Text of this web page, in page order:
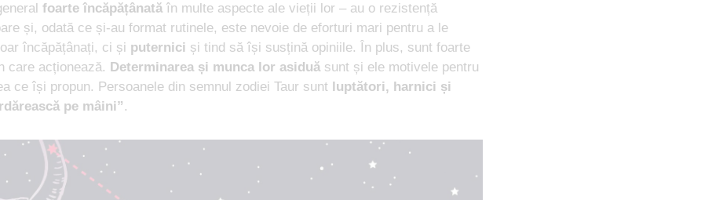
foarte încăpățânată în multe aspecte ale vieții lor – au o rezistență
și, odată ce și-au format rutinele, este nevoie de eforturi mari pentru a le
încăpățânați, ci și puternici și tind să își susțină opiniile. În plus, sunt foarte
care acționează. Determinarea și munca lor asiduă sunt și ele motivele pentru
ce își propun. Persoanele din semnul zodiei Taur sunt luptători, harnici și
pe mâini” .